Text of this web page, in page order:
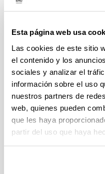
Esta página web usa
Las cookies de este sitio
el contenido y los
sociales y analizar el
información sobre el uso
nuestros partners de
web, quienes pueden
que les haya
partir del uso que haya
Una de nuestras
administración basados
incrementar la absorción
solubles, y para la
(terapia génica). En este
sistemas para el
de enfermedades
juvenil ligada al
metabólicas (entre otras,
enfermedades
antibioterapia,